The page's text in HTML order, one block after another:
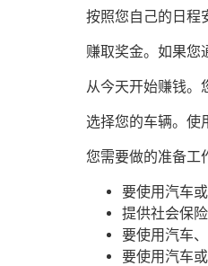
按照您自己的日程
赚取奖金。 如果您
从今天开始赚钱。
选择您的车辆。使
您需要做的准备工
要使用汽车
提供社会保
要使用汽车
要使用汽车